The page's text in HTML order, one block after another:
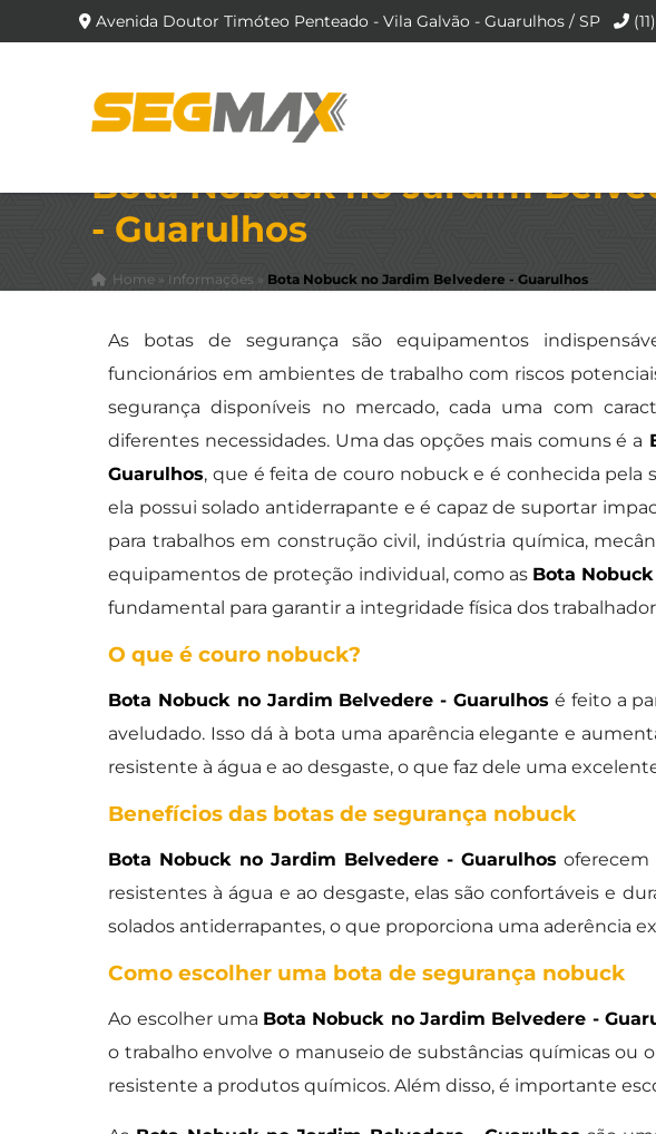
Avenida Doutor Timóteo Penteado - Vila Galvão - Guarulhos / SP
Bota Nobuck no Jardim
- Guarulhos
Home » Informações » Bota Nobuck no Jardim Belvedere - Guarulhos
As botas de segurança são equipamentos
funcionários em ambientes de trabalho com riscos
segurança disponíveis no mercado, cada uma com
diferentes necessidades. Uma das opções mais comuns é a
Guarulhos, que é feita de couro nobuck e é conhecida pela
ela possui solado antiderrapante e é capaz de suportar
para trabalhos em construção civil, indústria química,
equipamentos de proteção individual, como as Bota
fundamental para garantir a integridade física dos
O que é couro nobuck?
Bota Nobuck no Jardim Belvedere - Guarulhos é feito a
aveludado. Isso dá à bota uma aparência elegante e
resistente à água e ao desgaste, o que faz dele uma
Benefícios das botas de segurança nobuck
Bota Nobuck no Jardim Belvedere - Guarulhos oferecem
resistentes à água e ao desgaste, elas são confortáveis e
solados antiderrapantes, o que proporciona uma aderência
Como escolher uma bota de segurança nobuck
Ao escolher uma Bota Nobuck no Jardim Belvedere -
o trabalho envolve o manuseio de substâncias químicas ou
resistente a produtos químicos. Além disso, é importante